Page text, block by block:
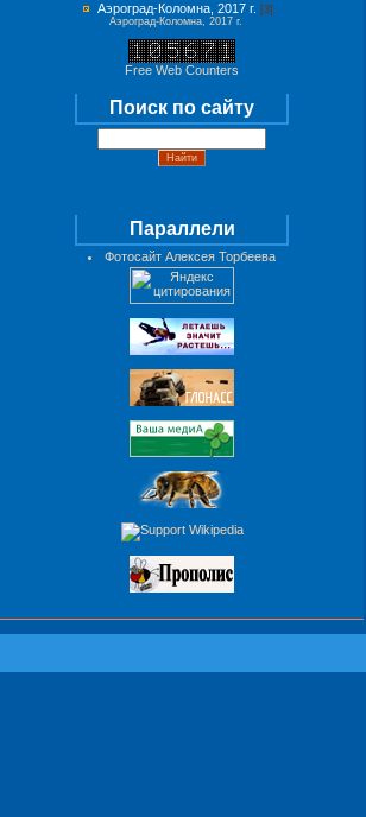
Аэроград-Коломна, 2017 г. [3]
Аэроград-Коломна, 2017 г.
Free Web Counters
Поиск по сайту
Параллели
Фотосайт Алексея Торбеева